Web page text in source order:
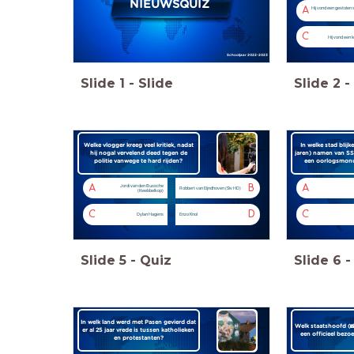
NIEUWSQUIZ
Schooljaar 2022-2023
Slide 1 - Slide
A Hij vond een gestolen
C Hij vond een
Slide 2 -
Welke vlogger kreeg veel kritiek, nadat
hij nogal vervelend deed tegen de
politie vanwege te hard rijden?
A
Jordi van den Bussche
(Kwebbelkop)
B
Robbert van Eijndhoven (Siv HD)
C Dylan Hagens D
Enzo Knol
Slide 5 - Quiz
In welke stad
jaren) namen van
een
A
C
Slide 6 -
In welk land werd met Pasen gevierd dat
er al 25 jaar vrede is tussen katholieken
en protestanten?
Welk staatshoofd
een officieel